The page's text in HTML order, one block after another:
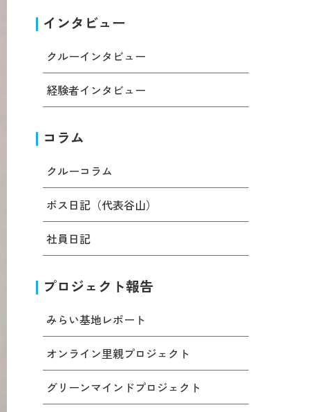
インタビュー
クルーインタビュー
経験者インタビュー
コラム
クルーコラム
ボス日記（代表谷山）
社員日記
プロジェクト報告
みらい基地レポート
オンライン里親プロジェクト
グリーンマインドプロジェクト